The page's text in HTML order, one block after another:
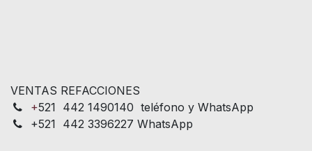
VENTAS REFACCIONES
+521 442 1490140 teléfono y WhatsApp
+521 442 3396227 WhatsApp